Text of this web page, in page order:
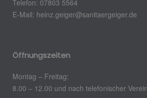
Telefon: 07803 5564
E-Mail: heinz.geiger@sanitaergeiger.de
Öffnungszeiten
Montag – Freitag:
8.00 – 12.00 und nach telefonischer